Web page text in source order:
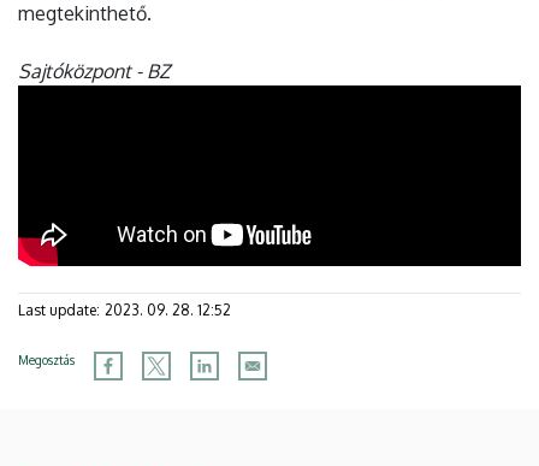
megtekinthető.
Sajtóközpont - BZ
Last update: 2023. 09. 28. 12:52
Megosztás